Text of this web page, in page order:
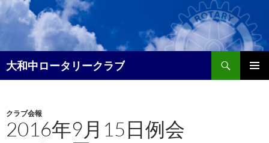
コ
ン
ン
ツ
へ
ッ
プ
大和中ロータリークラブ
検
索
クラブ会報
2016年9月15日例会